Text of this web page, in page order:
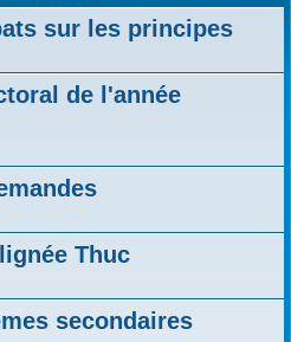
sur les principes
de l'année
Thuc
secondaires